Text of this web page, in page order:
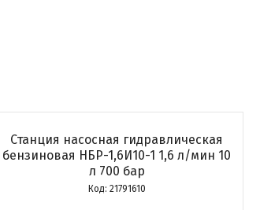
Станция насосная гидравлическая
бензиновая НБР-1,6И10-1 1,6 л/мин 10
л 700 бар
21791610